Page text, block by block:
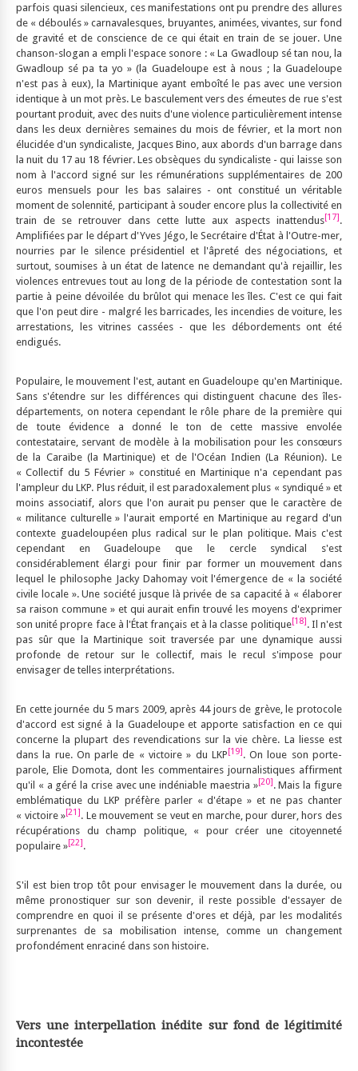
parfois quasi silencieux, ces manifestations ont pu prendre des allures
de « déboulés » carnavalesques, bruyantes, animées, vivantes, sur fond
de gravité et de conscience de ce qui était en train de se jouer. Une
chanson-slogan a empli l'espace sonore : « La Gwadloup sé tan nou, la
Gwadloup sé pa ta yo » (la Guadeloupe est à nous ; la Guadeloupe
n'est pas à eux), la Martinique ayant emboîté le pas avec une version
identique à un mot près. Le basculement vers des émeutes de rue s'est
pourtant produit, avec des nuits d'une violence particulièrement intense
dans les deux dernières semaines du mois de février, et la mort non
élucidée d'un syndicaliste, Jacques Bino, aux abords d'un barrage dans
la nuit du 17 au 18 février. Les obsèques du syndicaliste - qui laisse son
nom à l'accord signé sur les rémunérations supplémentaires de 200
euros mensuels pour les bas salaires - ont constitué un véritable
moment de solennité, participant à souder encore plus la collectivité en
train de se retrouver dans cette lutte aux aspects inattendus[17].
Amplifiées par le départ d'Yves Jégo, le Secrétaire d'État à l'Outre-mer,
nourries par le silence présidentiel et l'âpreté des négociations, et
surtout, soumises à un état de latence ne demandant qu'à rejaillir, les
violences entrevues tout au long de la période de contestation sont la
partie à peine dévoilée du brûlot qui menace les îles. C'est ce qui fait
que l'on peut dire - malgré les barricades, les incendies de voiture, les
arrestations, les vitrines cassées - que les débordements ont été
endigués.
Populaire, le mouvement l'est, autant en Guadeloupe qu'en Martinique.
Sans s'étendre sur les différences qui distinguent chacune des îles-
départements, on notera cependant le rôle phare de la première qui
de toute évidence a donné le ton de cette massive envolée
contestataire, servant de modèle à la mobilisation pour les consœurs
de la Caraïbe (la Martinique) et de l'Océan Indien (La Réunion). Le
« Collectif du 5 Février » constitué en Martinique n'a cependant pas
l'ampleur du LKP. Plus réduit, il est paradoxalement plus « syndiqué » et
moins associatif, alors que l'on aurait pu penser que le caractère de
« militance culturelle » l'aurait emporté en Martinique au regard d'un
contexte guadeloupéen plus radical sur le plan politique. Mais c'est
cependant en Guadeloupe que le cercle syndical s'est
considérablement élargi pour finir par former un mouvement dans
lequel le philosophe Jacky Dahomay voit l'émergence de « la société
civile locale ». Une société jusque là privée de sa capacité à « élaborer
sa raison commune » et qui aurait enfin trouvé les moyens d'exprimer
son unité propre face à l'État français et à la classe politique[18]. Il n'est
pas sûr que la Martinique soit traversée par une dynamique aussi
profonde de retour sur le collectif, mais le recul s'impose pour
envisager de telles interprétations.
En cette journée du 5 mars 2009, après 44 jours de grève, le protocole
d'accord est signé à la Guadeloupe et apporte satisfaction en ce qui
concerne la plupart des revendications sur la vie chère. La liesse est
dans la rue. On parle de « victoire » du LKP[19]. On loue son porte-
parole, Elie Domota, dont les commentaires journalistiques affirment
qu'il « a géré la crise avec une indéniable maestria »[20]. Mais la figure
emblématique du LKP préfère parler « d'étape » et ne pas chanter
« victoire »[21]. Le mouvement se veut en marche, pour durer, hors des
récupérations du champ politique, « pour créer une citoyenneté
populaire »[22].
S'il est bien trop tôt pour envisager le mouvement dans la durée, ou
même pronostiquer sur son devenir, il reste possible d'essayer de
comprendre en quoi il se présente d'ores et déjà, par les modalités
surprenantes de sa mobilisation intense, comme un changement
profondément enraciné dans son histoire.
Vers une interpellation inédite sur fond de légitimité
incontestée